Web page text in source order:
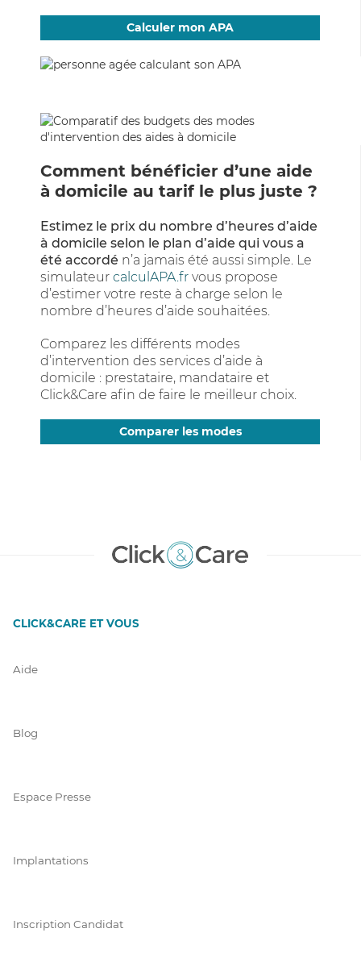
Calculer mon APA
Comment bénéficier d’une aide
à domicile au tarif le plus juste ?
Estimez le prix du nombre d’heures d’aide
à domicile selon le plan d’aide qui vous a
été accordé n’a jamais été aussi simple. Le
simulateur calculAPA.fr vous propose
d’estimer votre reste à charge selon le
nombre d’heures d’aide souhaitées.
Comparez les différents modes
d’intervention des services d’aide à
domicile : prestataire, mandataire et
Click&Care afin de faire le meilleur choix.
Comparer les modes
CLICK&CARE ET VOUS
Aide
Blog
Espace Presse
Implantations
Inscription Candidat